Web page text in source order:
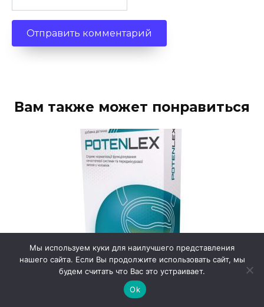
Вам также может понравиться
Potenlex
Мы используем куки для наилучшего представления
нашего сайта. Если Вы продолжите использовать сайт, мы
будем считать что Вас это устраивает.
Ok